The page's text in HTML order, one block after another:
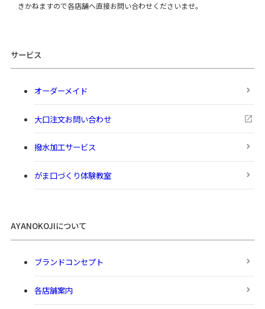
きかねますので各店舗へ直接お問い合わせくださいませ。
サービス
オーダーメイド
大口注文お問い合わせ
撥水加工サービス
がま口づくり体験教室
AYANOKOJIについて
ブランドコンセプト
各店舗案内